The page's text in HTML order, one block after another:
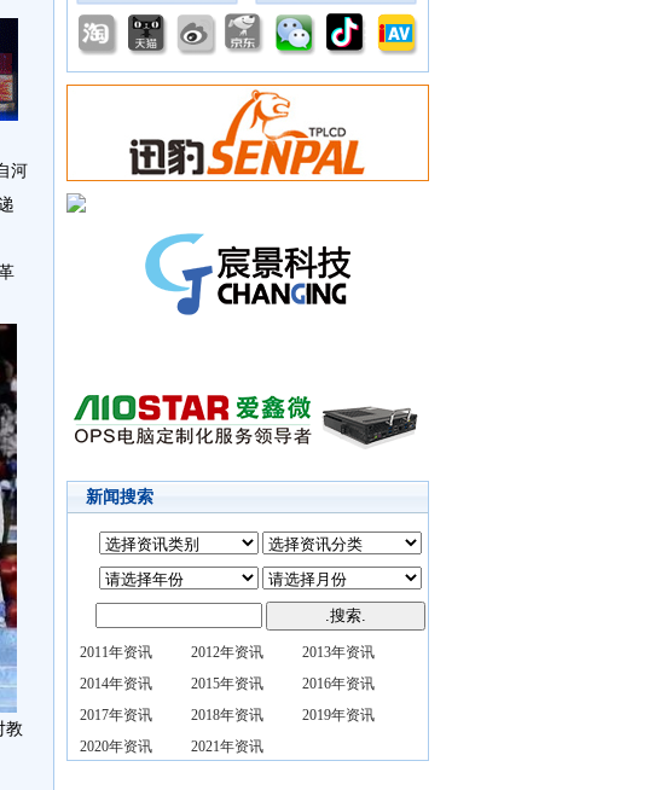
河
教
新闻搜索
2011年资讯 2012年资讯
2013年资讯
2014年资讯
2015年资讯
2016年资讯
2017年资讯
2018年资讯
2019年资讯
2020年资讯
2021年资讯